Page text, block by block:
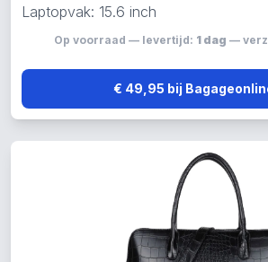
Laptopvak: 15.6 inch
Op voorraad — levertijd: 1 dag —
€ 49,95 bij